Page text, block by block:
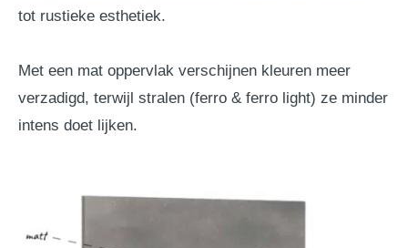
tot rustieke esthetiek.
Met een mat oppervlak verschijnen kleuren meer
verzadigd, terwijl stralen (ferro & ferro light) ze minder
intens doet lijken.